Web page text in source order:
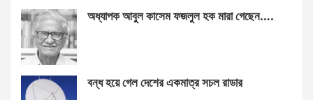
অধ্যাপক আবুল কাসেম ফজলুল হক মারা গেছেন….
বন্ধ হয়ে গেল দেশের একমাত্র সচল রাডার